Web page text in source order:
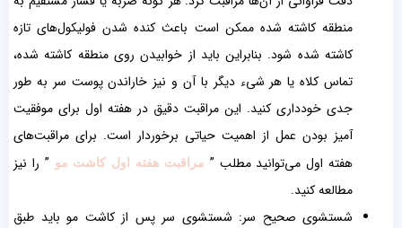
منطقه کاشته شده ممکن است باعث کنده شدن فولیکول‌های تازه
کاشته شده شود. بنابراین باید از خوابیدن روی منطقه کاشته شده،
تماس کلاه یا هر شیء دیگر با آن و نیز خاراندن پوست سر به طور
جدی خودداری کنید. این مراقبت دقیق در هفته اول برای موفقیت
آمیز بودن عمل از اهمیت حیاتی برخوردار است. برای مراقبت‌های
هفته اول می‌توانید مطلب ” مراقبت هفته اول کاشت مو ” را نیز
مطالعه کنید.
شستشوی صحیح سر: شستشوی سر پس از کاشت مو باید طبق